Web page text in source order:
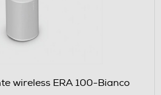
wireless ERA 100-Bianco